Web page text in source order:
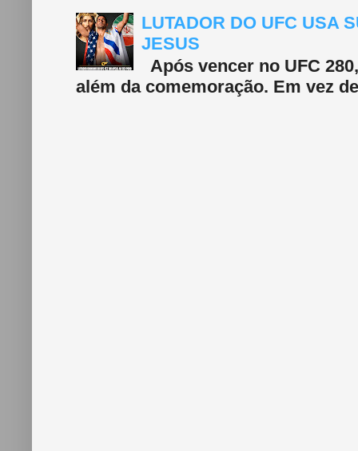
LUTADOR DO UFC USA
JESUS
Após vencer no UFC
além da comemoração. Em vez